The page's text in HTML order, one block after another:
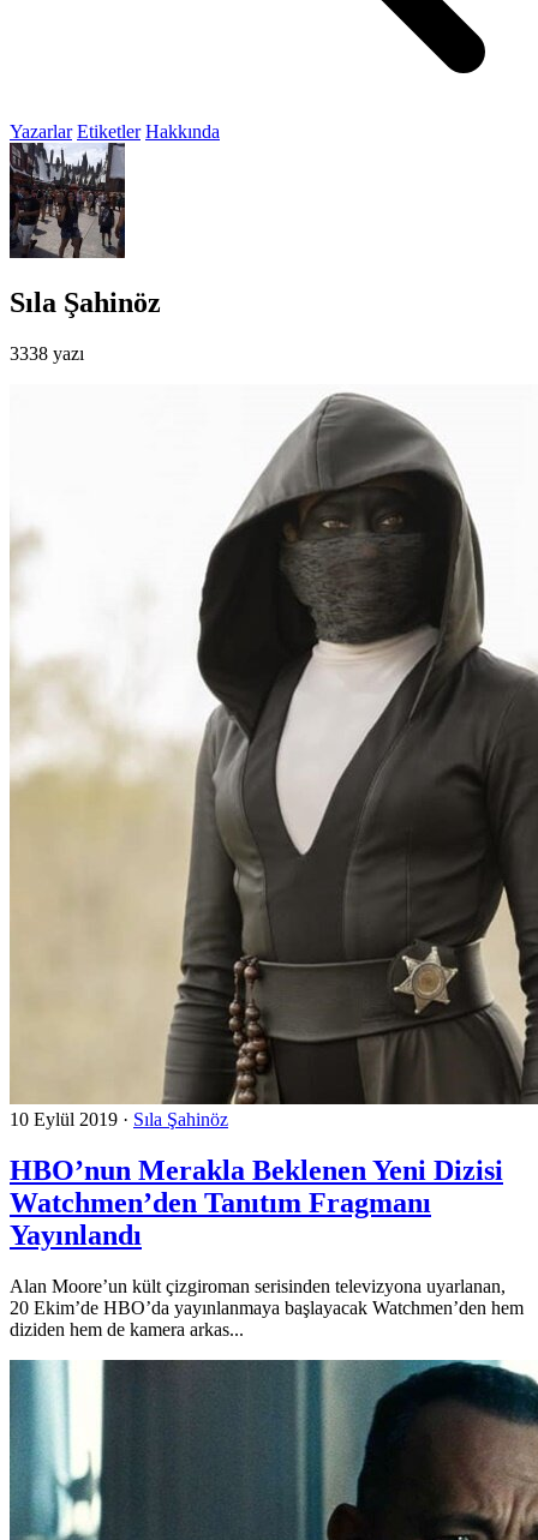
Yazarlar Etiketler Hakkında
Sıla Şahinöz
3338 yazı
10 Eylül 2019 · Sıla Şahinöz
HBO’nun Merakla Beklenen Yeni Dizisi
Watchmen’den Tanıtım Fragmanı
Yayınlandı
Alan Moore’un kült çizgiroman serisinden televizyona uyarlanan,
20 Ekim’de HBO’da yayınlanmaya başlayacak Watchmen’den hem
diziden hem de kamera arkas...